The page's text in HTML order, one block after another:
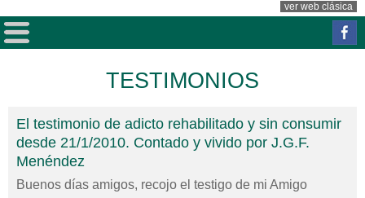
ver web clásica
TESTIMONIOS
El testimonio de adicto rehabilitado y sin consumir
desde 21/1/2010. Contado y vivido por J.G.F.
Menéndez
Buenos días amigos, recojo el testigo de mi Amigo